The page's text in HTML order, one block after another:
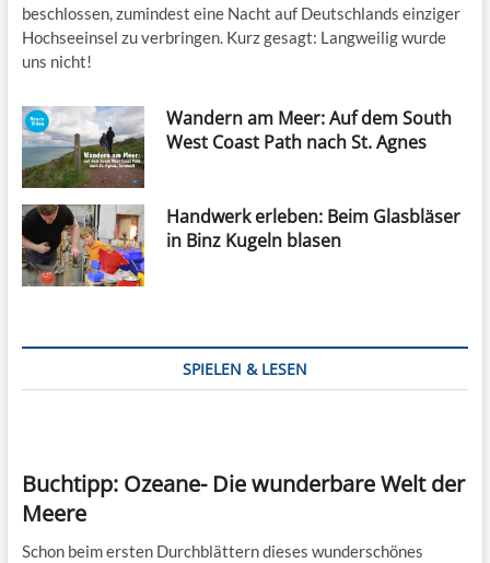
beschlossen, zumindest eine Nacht auf Deutschlands einziger
Hochseeinsel zu verbringen. Kurz gesagt: Langweilig wurde
uns nicht!
Wandern am Meer: Auf dem South
West Coast Path nach St. Agnes
Handwerk erleben: Beim Glasbläser
in Binz Kugeln blasen
SPIELEN & LESEN
Buchtipp: Ozeane- Die wunderbare Welt der
Meere
Schon beim ersten Durchblättern dieses wunderschönes